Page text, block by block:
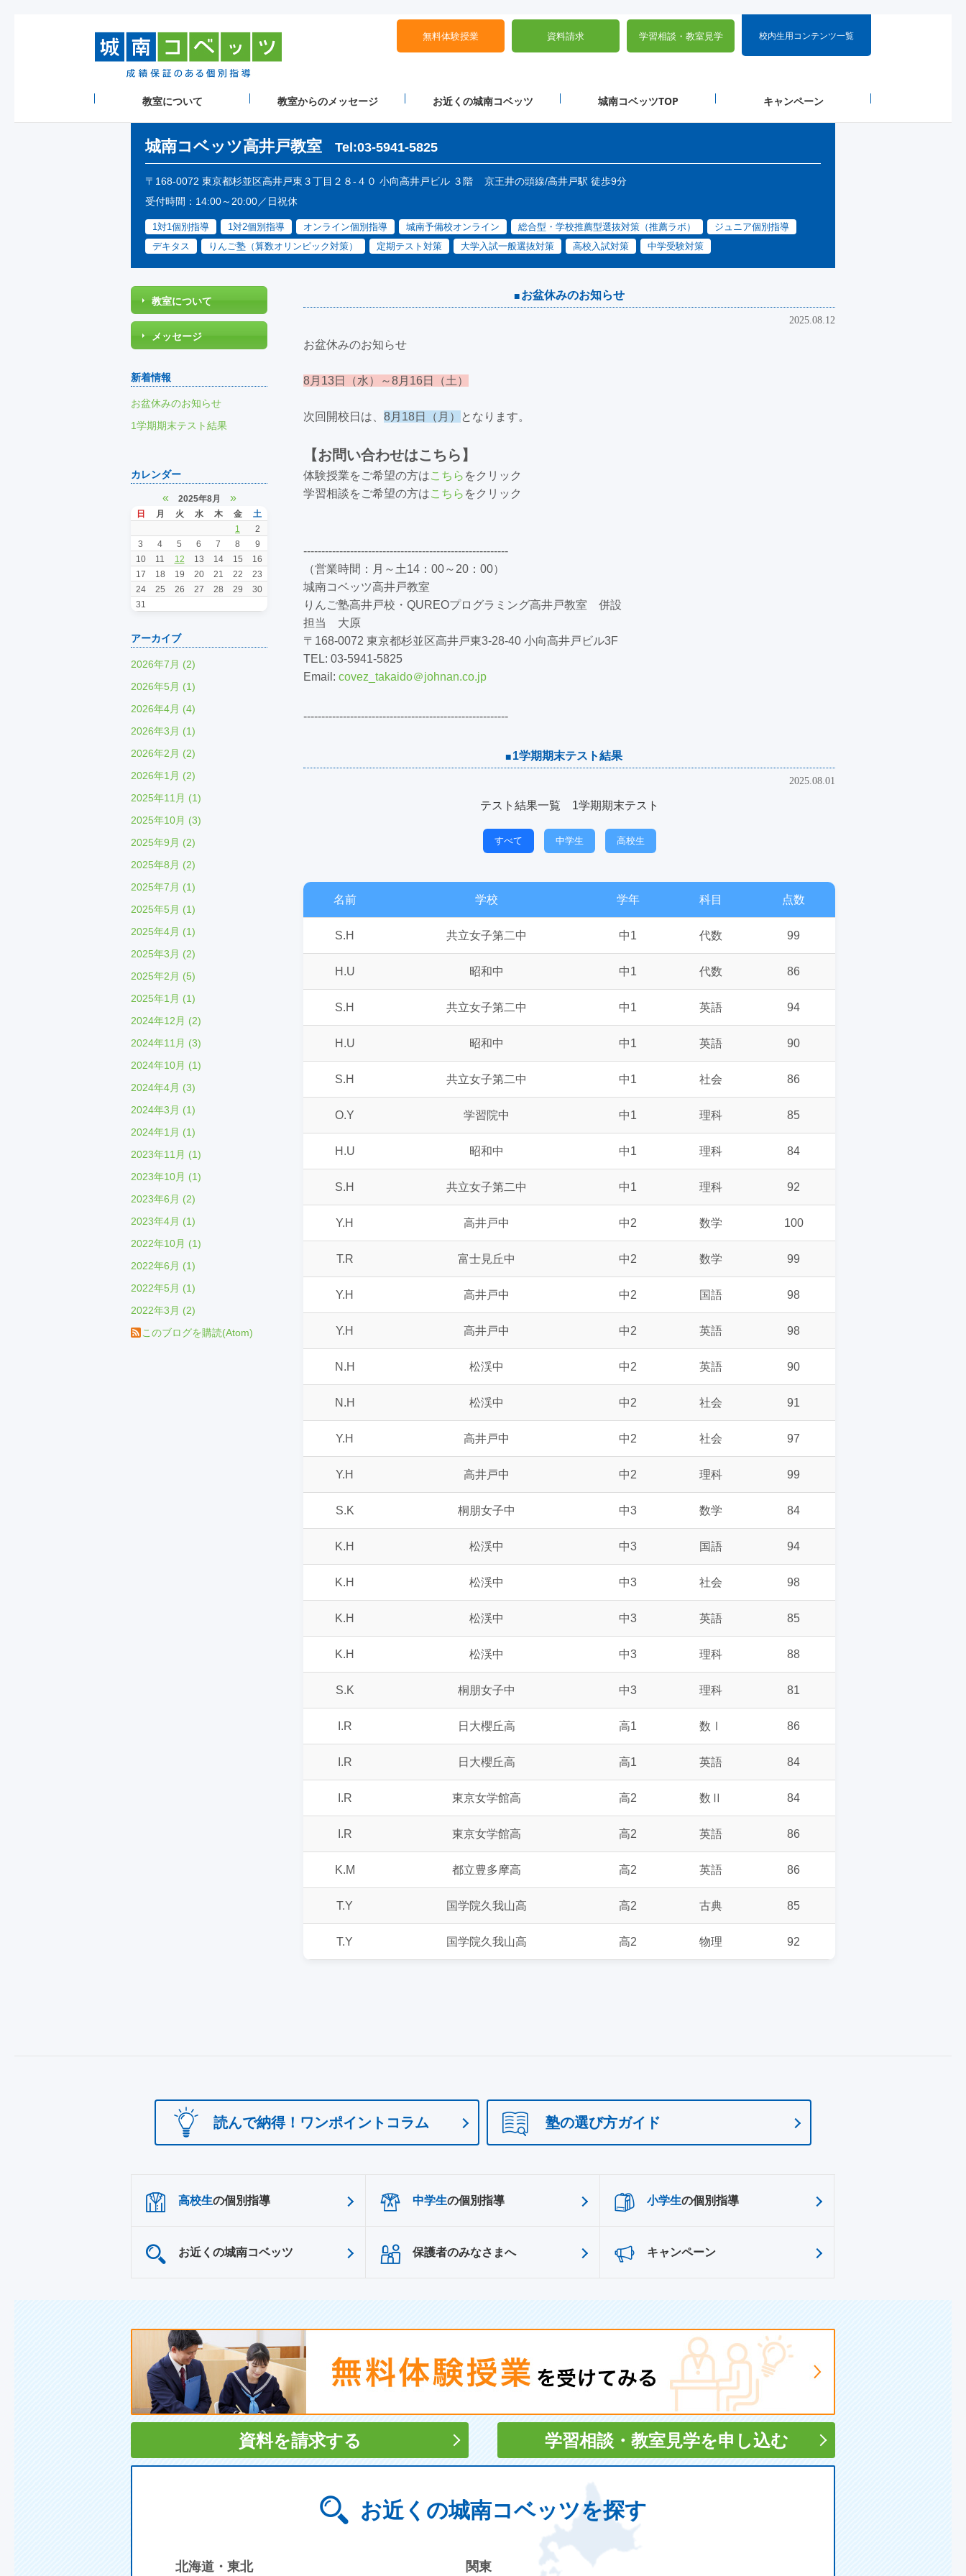
校内生用コンテンツ一覧
無料体験授業 資料請求 学習相談・ 教室見学
教室について 教室からのメッセージ お近くの城南コベッツ 城南コベッツTOP キャンペーン
城南コベッツ高井戸教室 Tel:03-5941-5825
〒168-0072 東京都杉並区高井戸東３丁目２８-４０ 小向高井戸ビル ３階
京王井の頭線/高井戸駅 徒歩9分
受付時間：14:00～20:00／日祝休
1対1個別指導 1対2個別指導 オンライン個別指導 城南予備校オンライン 総合型・学校推薦型選抜対策（推薦ラボ）
ジュニア個別指導
デキタス
りんご塾（算数オリンピック対策） 定期テスト対策 大学入試一般選抜対策 高校入試対策 中学受験対策
お盆休みのお知らせ
2025.08.12
お盆休みのお知らせ
8月13日（水）～8月16日（土）
次回開校日は、 8月18日（月） となります。
【お問い合わせはこちら】
体験授業をご希望の方はこちら をクリック
学習相談をご希望の方はこちら をクリック
---------------------------------------------------------
（営業時間：月～土14：00～20：00）
城南コベッツ高井戸教室
りんご塾高井戸校・QUREOプログラミング高井戸教室 併設
担当 大原
〒 168-0072 東京都杉並区高井戸東3-28-40 小向高井戸ビル3F
TEL: 03-5941-5825
Email: covez_takaido＠johnan.co.jp
---------------------------------------------------------
1学期期末テスト結果
2025.08.01
テスト結果一覧 1学期期末テスト
すべて 中学生 高校生
名前 学校 学年 科目 点数
S.H 共立女子第二中 中1 代数 99
H.U 昭和中 中1 代数 86
S.H 共立女子第二中 中1 英語 94
H.U 昭和中 中1 英語 90
S.H 共立女子第二中 中1 社会 86
O.Y 学習院中 中1 理科 85
H.U 昭和中 中1 理科 84
S.H 共立女子第二中 中1 理科 92
Y.H 高井戸中 中2 数学 100
T.R 富士見丘中 中2 数学 99
Y.H 高井戸中 中2 国語 98
Y.H 高井戸中 中2 英語 98
N.H 松渓中 中2 英語 90
N.H 松渓中 中2 社会 91
Y.H 高井戸中 中2 社会 97
Y.H 高井戸中 中2 理科 99
S.K 桐朋女子中 中3 数学 84
K.H 松渓中 中3 国語 94
K.H 松渓中 中3 社会 98
K.H 松渓中 中3 英語 85
K.H 松渓中 中3 理科 88
S.K 桐朋女子中 中3 理科 81
I.R 日大櫻丘高 高1 数Ⅰ 86
I.R 日大櫻丘高 高1 英語 84
I.R 東京女学館高 高2 数Ⅱ 84
I.R 東京女学館高 高2 英語 86
K.M 都立豊多摩高 高2 英語 86
T.Y 国学院久我山高 高2 古典 85
T.Y 国学院久我山高 高2 物理 92
教室について
メッセージ
新着情報
お盆休みのお知らせ
1学期期末テスト結果
カレンダー
« 2025年8月 »
日 月 火 水 木 金
土
1
2
3
4 5 6 7 8
9
10
11 12 13 14 15
16
17
18 19 20 21 22
23
24
25 26 27 28 29
30
31
アーカイブ
2026年7月 (2)
2026年5月 (1)
2026年4月 (4)
2026年3月 (1)
2026年2月 (2)
2026年1月 (2)
2025年11月 (1)
2025年10月 (3)
2025年9月 (2)
2025年8月 (2)
2025年7月 (1)
2025年5月 (1)
2025年4月 (1)
2025年3月 (2)
2025年2月 (5)
2025年1月 (1)
2024年12月 (2)
2024年11月 (3)
2024年10月 (1)
2024年4月 (3)
2024年3月 (1)
2024年1月 (1)
2023年11月 (1)
2023年10月 (1)
2023年6月 (2)
2023年4月 (1)
2022年10月 (1)
2022年6月 (1)
2022年5月 (1)
2022年3月 (2)
このブログを購読(Atom)
読んで納得！ワンポイントコラム 塾の選び方ガイド
高校生の個別指導 中学生の個別指導 小学生の個別指導
お近くの城南コベッツ 保護者のみなさまへ キャンペーン
資料を請求する 学習相談・ 教室見学を申し込む
お近くの城南コベッツを探す
北海道・東北 関東